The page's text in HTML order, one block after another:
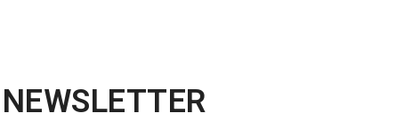
NEWSLETTER